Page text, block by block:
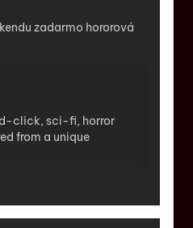
zadarmo hororová
click, sci-fi, horror
from a unique